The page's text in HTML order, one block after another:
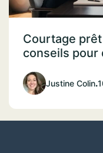
Courtage
conseils
Justine Colin.